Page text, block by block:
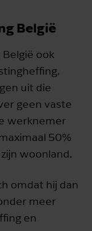
België
ook
uit die
geen vaste
werknemer
50%
woonland.
omdat hij dan
meer
en